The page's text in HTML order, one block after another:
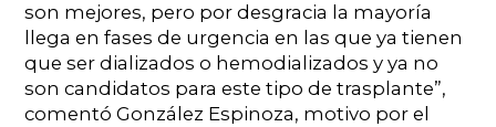
son mejores, pero por desgracia la mayoría
llega en fases de urgencia en las que ya tienen
que ser dializados o hemodializados y ya no
son candidatos para este tipo de trasplante”,
comentó González Espinoza, motivo por el